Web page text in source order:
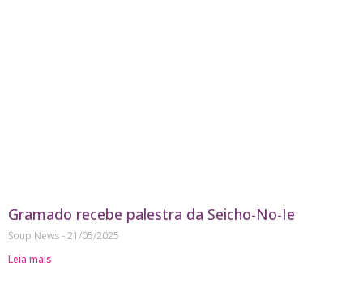
Gramado recebe palestra da Seicho-No-Ie
Soup News 21/05/2025
Leia mais